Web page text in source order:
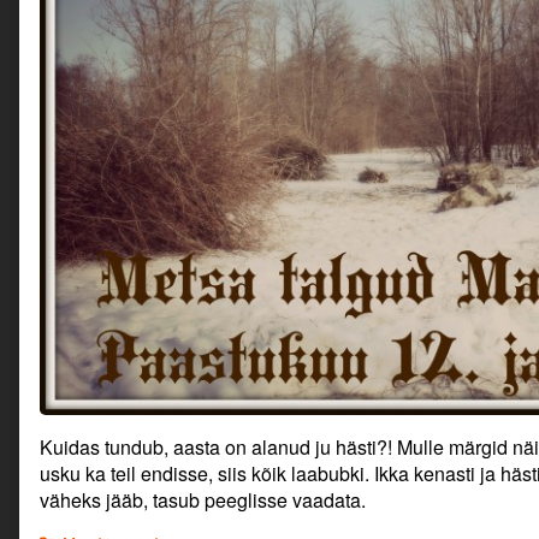
Kuidas tundub, aasta on alanud ju hästi?! Mulle märgid
usku ka teil endisse, siis kõik laabubki. Ikka kenasti ja
väheks jääb, tasub peeglisse vaadata.